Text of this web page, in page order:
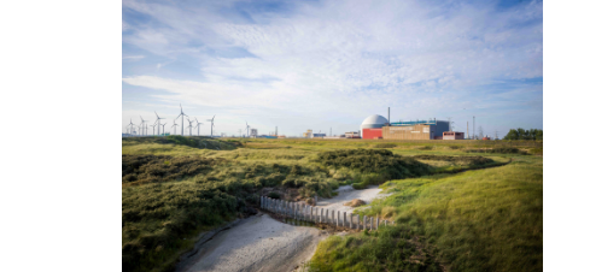
eerste
cross
border
CCS
project
ter
wereld